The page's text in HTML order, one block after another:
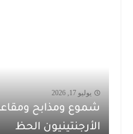
يوليو 17, 2026
شموع ومذابح
الأرجنتينيون الحظ